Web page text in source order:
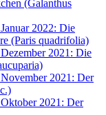
(Galanthus
2022: Die
(Paris quadrifolia)
2021: Die
2021: Der
2021: Der